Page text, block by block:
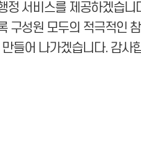
정 서비스를 제공하겠습니
구성원 모두의 적극적인
들어 나가겠습니다. 감사